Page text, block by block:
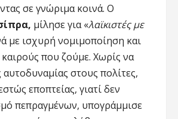
σε γνώριμα κοινά. Ο
μίλησε για «λαϊκιστές με
με ισχυρή νομιμοποίηση και
που ζούμε. Χωρίς να
στους πολίτες,
εποπτείας, γιατί δεν
πεπραγμένων, υπογράμμισε